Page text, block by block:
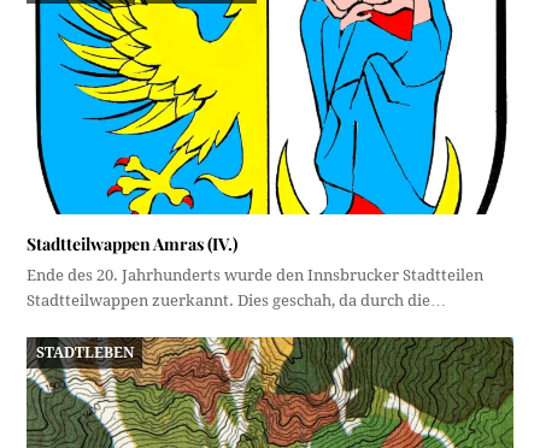
Stadtteilwappen Amras (IV.)
Ende des 20. Jahrhunderts wurde den Innsbrucker Stadtteilen
Stadtteilwappen zuerkannt. Dies geschah, da durch die…
STADTLEBEN